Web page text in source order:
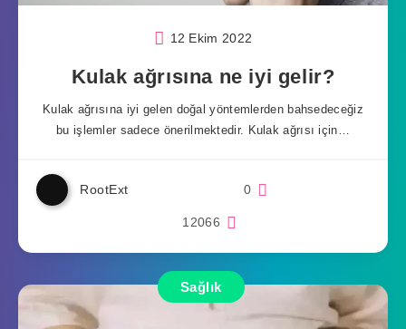
12 Ekim 2022
Kulak ağrısına ne iyi gelir?
Kulak ağrısına iyi gelen doğal yöntemlerden bahsedeceğiz
bu işlemler sadece önerilmektedir. Kulak ağrısı için…
RootExt 0
12066
Sağlık